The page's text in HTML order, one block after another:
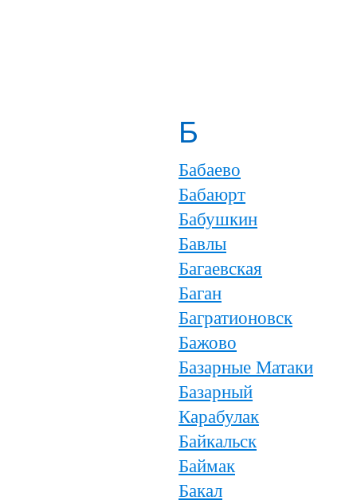
Б
Бабаево
Бабаюрт
Бабушкин
Бавлы
Багаевская
Баган
Багратионовск
Бажово
Базарные Матаки
Базарный
Карабулак
Байкальск
Баймак
Бакал